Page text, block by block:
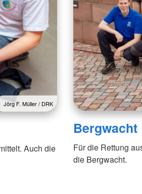
Jörg F. Müller / DRK
Auch die
Bergwacht
Für die Rettung
die Bergwacht.